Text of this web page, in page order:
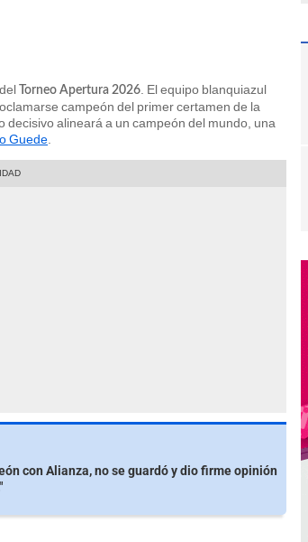
Torneo Apertura 2026 . El equipo blanquiazul
campeón del primer certamen de la
alineará a un campeón del mundo, una
Guede
con Alianza, no se guardó y dio firme opinión